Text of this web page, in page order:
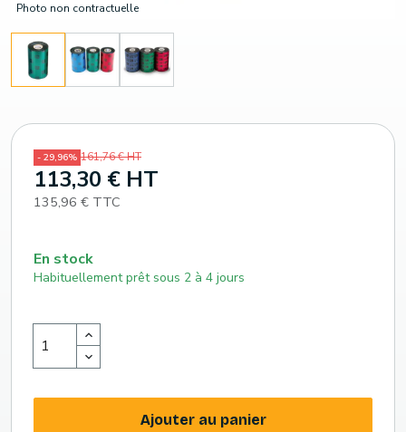
Photo non contractuelle
- 29,96% 161,76 € HT
113,30 € HT
135,96 € TTC
En stock
Habituellement prêt sous 2 à 4 jours
Ajouter au panier